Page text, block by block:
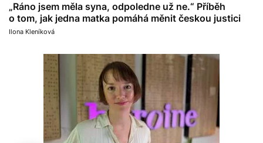
„Ráno jsem měla syna, odpoledne už ne.“ Příběh
o tom, jak jedna matka pomáhá měnit českou justici
Ilona Kleníková